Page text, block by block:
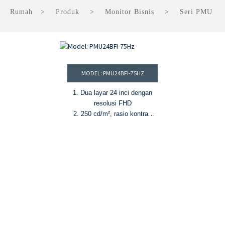
Rumah Produk Monitor Bisnis Seri PMU
MODEL: PMU24BFI-75HZ
1. Dua layar 24 inci dengan
resolusi FHD
2. 250 cd/m², rasio kontras